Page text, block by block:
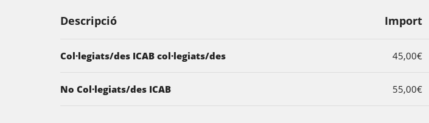
Descripció Import
Col·legiats/des ICAB col·legiats/des 45,00€
No Col·legiats/des ICAB 55,00€